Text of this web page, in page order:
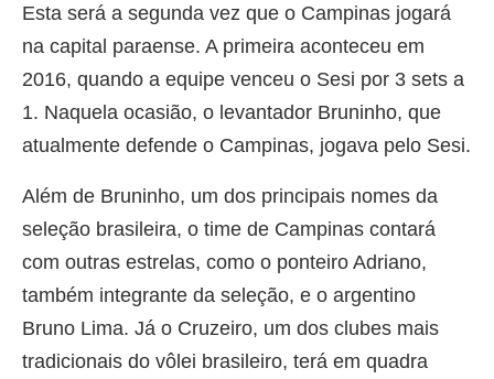
Esta será a segunda vez que o Campinas jogará
na capital paraense. A primeira aconteceu em
2016, quando a equipe venceu o Sesi por 3 sets a
1. Naquela ocasião, o levantador Bruninho, que
atualmente defende o Campinas, jogava pelo Sesi.
Além de Bruninho, um dos principais nomes da
seleção brasileira, o time de Campinas contará
com outras estrelas, como o ponteiro Adriano,
também integrante da seleção, e o argentino
Bruno Lima. Já o Cruzeiro, um dos clubes mais
tradicionais do vôlei brasileiro, terá em quadra